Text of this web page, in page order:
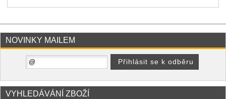
NOVINKY MAILEM
VYHLEDÁVÁNÍ ZBOŽÍ